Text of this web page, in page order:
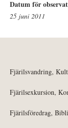
Datum för
25 juni 2011
Fjärilsvandring,
Fjärilsexkursion,
Fjärilsföredrag,